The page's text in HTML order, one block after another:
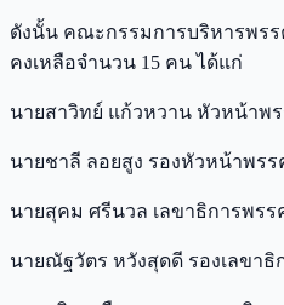
ดังนั้น คณะกรรมการบริหารพร
คงเหลือจำนวน 15 คน ได้แก่
นายสาวิทย์ แก้วหวาน หัวหน้าพ
นายชาลี ลอยสูง รองหัวหน้าพรร
นายสุคม ศรีนวล เลขาธิการพรร
นายณัฐวัตร หวังสุดดี รองเลขาธิ